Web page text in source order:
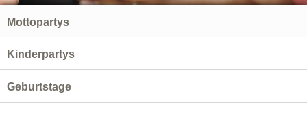
Mottopartys
Kinderpartys
Geburtstage